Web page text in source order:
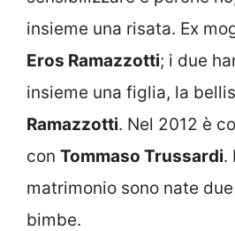
insieme una risata. Ex
Eros Ramazzotti; i due
insieme una figlia, la
Ramazzotti. Nel 2012 è
con Tommaso Trussardi.
matrimonio sono nate
bimbe.